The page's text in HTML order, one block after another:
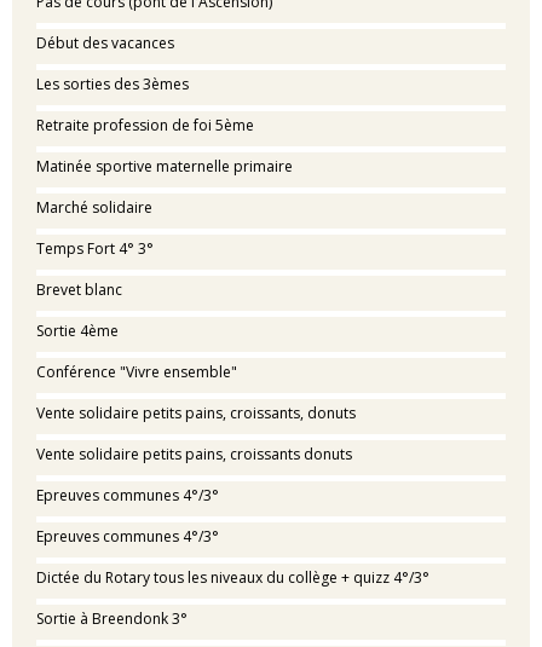
Début des vacances
Les sorties des 3èmes
Retraite profession de foi 5ème
Matinée sportive maternelle primaire
Marché solidaire
Temps Fort 4° 3°
Brevet blanc
Sortie 4ème
Conférence "Vivre ensemble"
Vente solidaire petits pains, croissants, donuts
Vente solidaire petits pains, croissants donuts
Epreuves communes 4°/3°
Epreuves communes 4°/3°
Dictée du Rotary tous les niveaux du collège + quizz 4°/3°
Sortie à Breendonk 3°